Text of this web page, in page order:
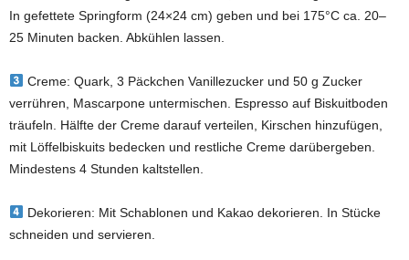
In gefettete Springform (24×24 cm) geben und bei 175°C ca. 20–
25 Minuten backen. Abkühlen lassen.
Creme: Quark, 3 Päckchen Vanillezucker und 50 g Zucker
verrühren, Mascarpone untermischen. Espresso auf Biskuitboden
träufeln. Hälfte der Creme darauf verteilen, Kirschen hinzufügen,
mit Löffelbiskuits bedecken und restliche Creme darübergeben.
Mindestens 4 Stunden kaltstellen.
Dekorieren: Mit Schablonen und Kakao dekorieren. In Stücke
schneiden und servieren.